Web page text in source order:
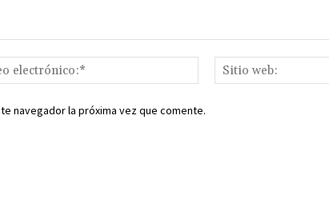
Correo
electrónico:*
navegador la próxima vez que comente.